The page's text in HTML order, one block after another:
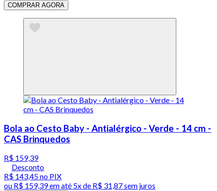
COMPRAR AGORA
Bola ao Cesto Baby - Antialérgico - Verde - 14 cm -
CAS Brinquedos
R$ 159,39
Desconto
R$ 143,45no PIX
ou R$ 159,39em até 5x de R$ 31,87 sem juros